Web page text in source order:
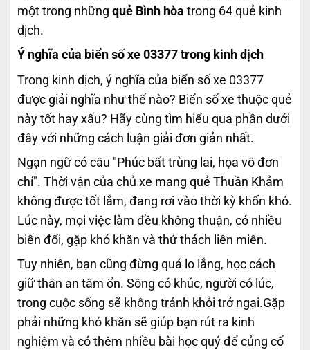
một trong những quẻ Bình hòa trong 64 quẻ kinh
dịch.
Ý nghĩa của biển số xe 03377 trong kinh dịch
Trong kinh dịch, ý nghĩa của biển số xe 03377
được giải nghĩa như thế nào? Biển số xe thuộc quẻ
này tốt hay xấu? Hãy cùng tìm hiểu qua phần dưới
đây với những cách luận giải đơn giản nhất.
Ngạn ngữ có câu "Phúc bất trùng lai, họa vô đơn
chí". Thời vận của chủ xe mang quẻ Thuần Khảm
không được tốt lắm, đang rơi vào thời kỳ khốn khó.
Lúc này, mọi việc làm đều không thuận, có nhiều
biến đổi, gặp khó khăn và thử thách liên miên.
Tuy nhiên, bạn cũng đừng quá lo lắng, học cách
giữ thân an tâm ổn. Sông có khúc, người có lúc,
trong cuộc sống sẽ không tránh khỏi trở ngại.Gặp
phải những khó khăn sẽ giúp bạn rút ra kinh
nghiệm và có thêm nhiều bài học quý để củng cố